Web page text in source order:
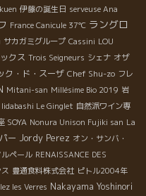
伊藤の誕生日 serveuse Ana
France Canicule 37℃ ラングロ
サカガミグループ Cassini LOU
クス Trois Seigneurs シェナ オザ
ク・ド・スーザ Chef Shu-zo フレ
Mitani-san Millésime Bio 2019 岩
Iidabashi Le Ginglet 自然派ワイン専
SOYA Nonura Unison Fujiki san La
ー Jordy Perez オン・サンバ・
ペール RENAISSANCE DES
豊通食料株式会社 ピトル2004年
les Verres Nakayama Yoshinori